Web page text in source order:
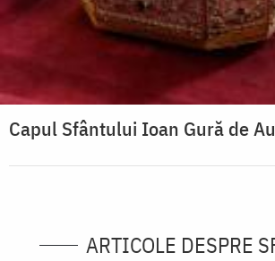
Capul Sfântului Ioan Gură de
ARTICOLE DESPRE